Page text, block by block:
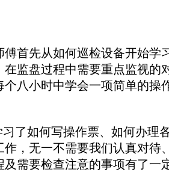
先从如何巡检设备开始学
监盘过程中需要重点监视
八小时中学会一项简单的
如何写操作票、如何办理
，无一不需要我们认真对
需要检查注意的事项有了一